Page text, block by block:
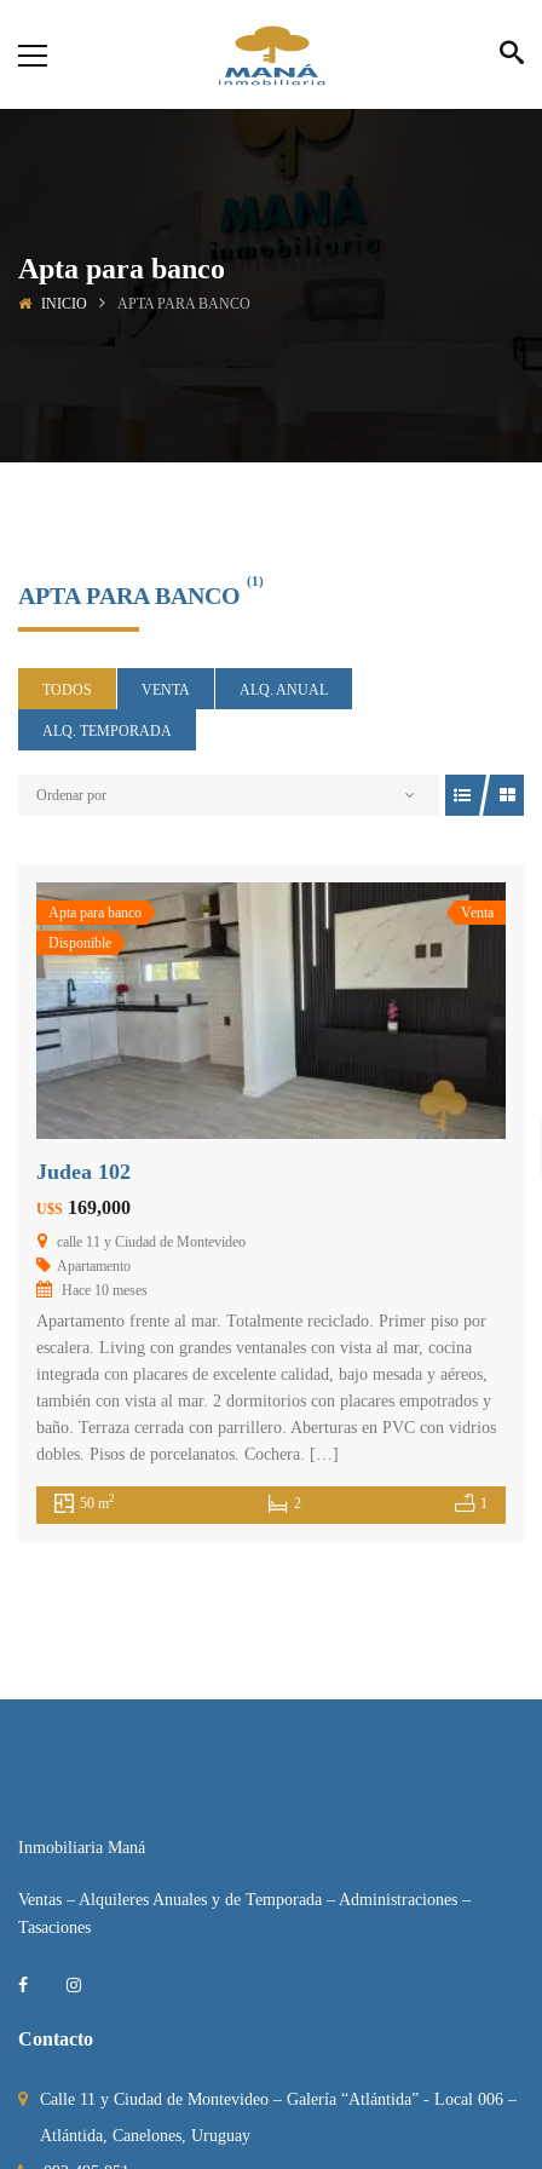
Apta para banco
INICIO APTA PARA BANCO
APTA PARA BANCO
(1)
TODOS VENTA ALQ. ANUAL
ALQ. TEMPORADA
Ordenar por
Apta para banco
Disponible
Venta
Judea 102
U$S 169,000
calle 11 y Ciudad de Montevideo
Apartamento
Hace 10 meses
Apartamento frente al mar. Totalmente reciclado. Primer piso por
escalera. Living con grandes ventanales con vista al mar, cocina
integrada con placares de excelente calidad, bajo mesada y aéreos,
también con vista al mar. 2 dormitorios con placares empotrados y
baño. Terraza cerrada con parrillero. Aberturas en PVC con vidrios
dobles. Pisos de porcelanatos. Cochera. […]
50 m2 2 1
Inmobiliaria Maná
Ventas – Alquileres Anuales y de Temporada – Administraciones –
Tasaciones
Contacto
Calle 11 y Ciudad de Montevideo – Galería “Atlántida” - Local 006 –
Atlántida, Canelones, Uruguay